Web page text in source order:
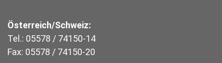
Österreich/Schweiz:
Tel.: 05578 / 74150-14
Fax: 05578 / 74150-20